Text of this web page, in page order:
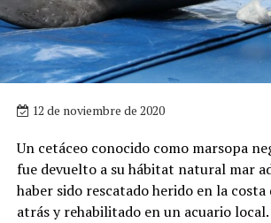
12 de noviembre de 2020
Un cetáceo conocido como marsopa
fue devuelto a su hábitat natural mar
haber sido rescatado herido en la costa
atrás y rehabilitado en un acuario local.